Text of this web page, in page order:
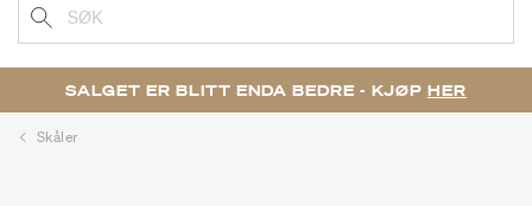
SØK
SALGET ER BLITT ENDA BEDRE - KJØP HER
Skåler